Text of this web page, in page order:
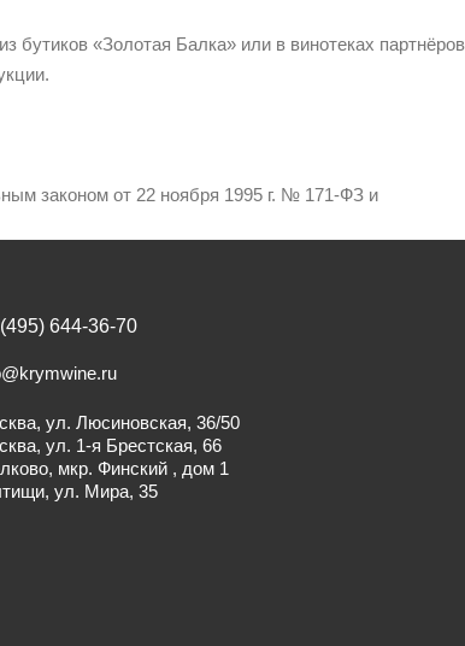
бутиков «Золотая Балка» или в винотеках партнёров
законом от 22 ноября 1995 г. № 171-ФЗ и
644-36-70
ул. Люсиновская, 36/50
ул. 1-я Брестская, 66
мкр. Финский , дом 1
ул. Мира, 35